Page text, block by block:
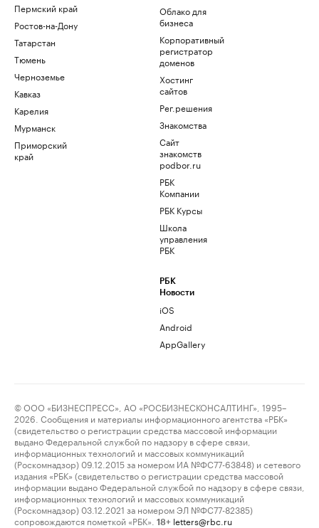
Пермский край
Ростов-на-Дону
Татарстан
Тюмень
Черноземье
Кавказ
Карелия
Мурманск
Приморский
край
Облако для
бизнеса
Корпоративный
регистратор
доменов
Хостинг
сайтов
Рег.решения
Знакомства
Сайт
знакомств
podbor.ru
РБК
Компании
РБК Курсы
Школа
управления
РБК
РБК
Новости
iOS
Android
AppGallery
© ООО «БИЗНЕСПРЕСС», АО «РОСБИЗНЕСКОНСАЛТИНГ», 1995–
2026. Сообщения и материалы информационного агентства «РБК»
(свидетельство о регистрации средства массовой информации
выдано Федеральной службой по надзору в сфере связи,
информационных технологий и массовых коммуникаций
(Роскомнадзор) 09.12.2015 за номером ИА №ФС77-63848) и сетевого
издания «РБК» (свидетельство о регистрации средства массовой
информации выдано Федеральной службой по надзору в сфере связи,
информационных технологий и массовых коммуникаций
(Роскомнадзор) 03.12.2021 за номером ЭЛ №ФС77-82385)
сопровождаются пометкой «РБК».
18+ letters@rbc.ru